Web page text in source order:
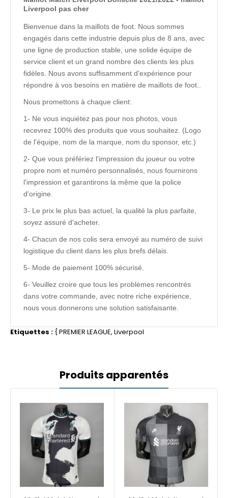
Liverpool pas cher
Bienvenue dans la maillots de foot. Nous sommes
engagés dans cette industrie depuis plus de 8 ans, avec
une ligne de production stable, une solide équipe de
service client et un grand nombre des clients les plus
fidèles. Nous avons suffisamment d'expérience pour
répondre à vos besoins en matière de maillots de foot..
Nous promettons à chaque client:
1- Ne vous inquiétez pas pour nos photos, vous
recevrez 100% des produits que vous souhaitez. (Logo
de l'équipe, nom de la marque, nom du sponsor, etc.)
2- Que vous préfériez l'impression du joueur ou votre
propre nom et numéro personnalisés, nous fournirons
l'impression et garantirons la même que la police
d'origine.
3- Le prix le plus bas actuel, la qualité la plus parfaite,
soyez assuré d'acheter.
4- Chacun de nos colis sera envoyé au numéro de suivi
logistique du client dans les plus brefs délais.
5- Mode de paiement 100% sécurisé.
6- Veuillez croire que tous les problèmes rencontrés
dans votre commande, avec notre riche expérience,
nous vous donnerons une solution satisfaisante.
Etiquettes : {PREMIER LEAGUE, Liverpool
Produits apparentés